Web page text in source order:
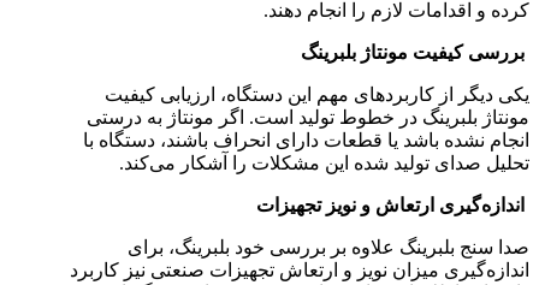
کرده و اقدامات لازم را انجام دهند.
بررسی کیفیت مونتاژ بلبرینگ
یکی دیگر از کاربردهای مهم این دستگاه، ارزیابی کیفیت
مونتاژ بلبرینگ در خطوط تولید است. اگر مونتاژ به درستی
انجام نشده باشد یا قطعات دارای انحراف باشند، دستگاه با
تحلیل صدای تولید شده این مشکلات را آشکار می‌کند.
اندازه‌گیری ارتعاش و نویز تجهیزات
صدا سنج بلبرینگ علاوه بر بررسی خود بلبرینگ، برای
اندازه‌گیری میزان نویز و ارتعاش تجهیزات صنعتی نیز کاربرد